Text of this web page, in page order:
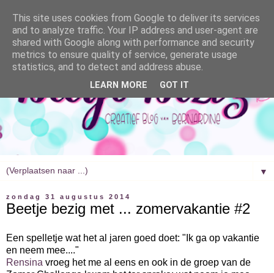
▼
zondag 31 augustus 2014
Beetje bezig met ... zomervakantie #2
Een spelletje wat het al jaren goed doet: "Ik ga op vakantie
en neem mee...."
Rensina vroeg het me al eens en ook in de groep van de
This site uses cookies from Google to deliver its services
and to analyze traffic. Your IP address and user-agent are
shared with Google along with performance and security
metrics to ensure quality of service, generate usage
statistics, and to detect and address abuse.
LEARN MORE GOT IT